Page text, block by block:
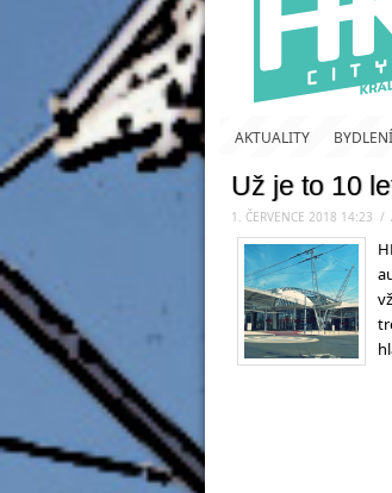
AKTUALITY BYDLENÍ
Už je to 10
1. ČERVENCE 2018 14:23 /